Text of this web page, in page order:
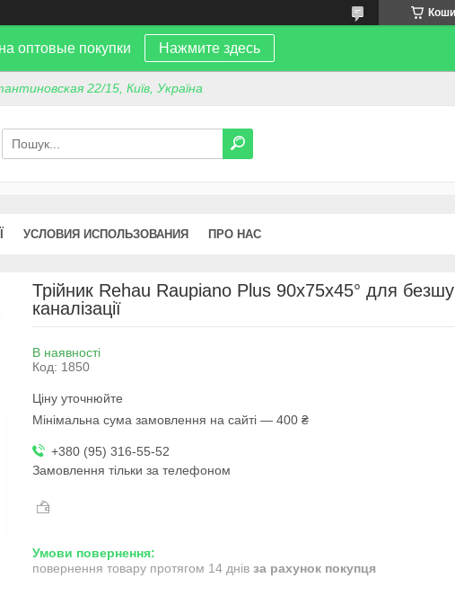
оптовые покупки Нажмите здесь
22/15, Київ, Україна
УСЛОВИЯ ИСПОЛЬЗОВАНИЯ ПРО НАС
Трійник Rehau Raupiano Plus 90х75х45° для
каналізації
В наявності
Код: 1850
Ціну уточнюйте
Мінімальна сума замовлення на сайті — 400 ₴
+380 (95) 316-55-52
Замовлення тільки за телефоном
повернення товару протягом 14 днів за рахунок покупця